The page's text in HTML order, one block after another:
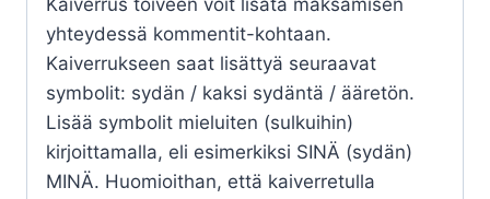
Kaiverrus toiveen voit lisätä maksamisen
yhteydessä kommentit-kohtaan.
Kaiverrukseen saat lisättyä seuraavat
symbolit: sydän / kaksi sydäntä / ääretön.
Lisää symbolit mieluiten (sulkuihin)
kirjoittamalla, eli esimerkiksi SINÄ (sydän)
MINÄ. Huomioithan, että kaiverretulla